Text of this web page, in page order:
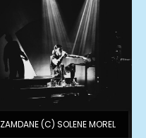
ZAMDANE (C) SOLENE MOREL